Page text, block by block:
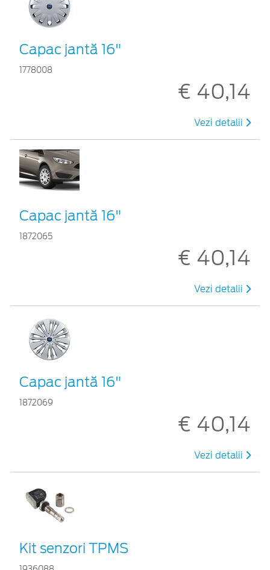
Capac jantă 16"
1778008
€ 40,14
Vezi detalii
Capac jantă 16"
1872065
€ 40,14
Vezi detalii
Capac jantă 16"
1872069
€ 40,14
Vezi detalii
Kit senzori TPMS